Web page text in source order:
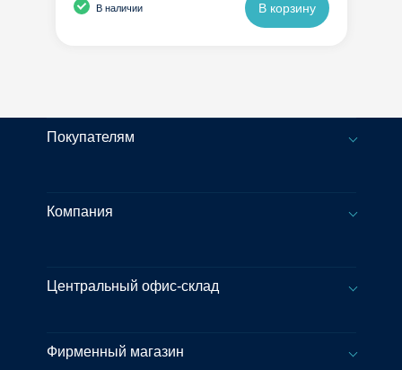
В наличии В корзину
Покупателям
Компания
Центральный офис-склад
Фирменный магазин